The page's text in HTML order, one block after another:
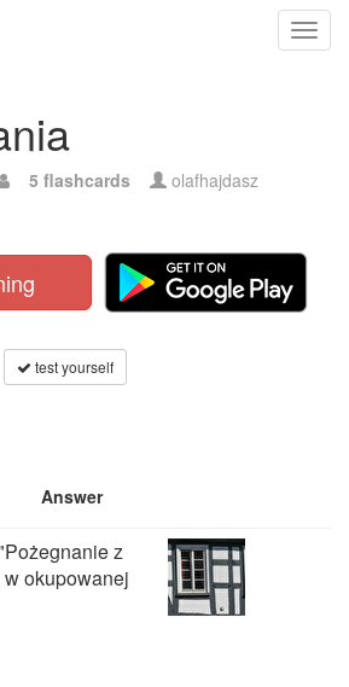
5 flashcards olafhajdasz
test yourself
Answer
z
okupowanej